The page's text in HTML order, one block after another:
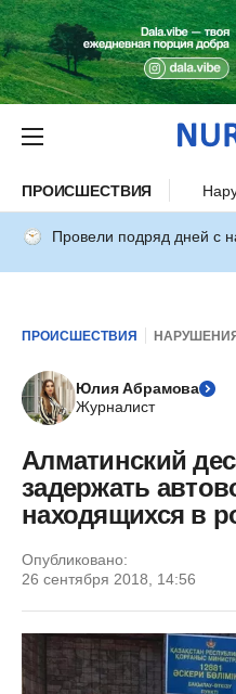
ПРОИСШЕСТВИЯ
Провели подряд дней с
ПРОИСШЕСТВИЯ
Юлия Абрамова
Журналист
Алматинский
задержать
находящихся в
Опубликовано:
26 сентября 2018, 14:56